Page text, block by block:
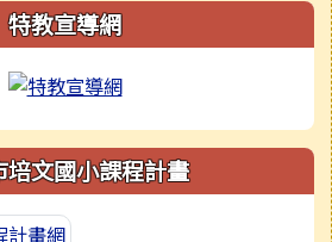
特教宣導網
培文國小課程計畫